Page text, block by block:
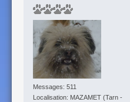
Messages: 511
Localisation: MAZAMET (Tarn -